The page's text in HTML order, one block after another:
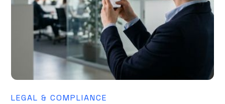
LEGAL & COMPLIANCE